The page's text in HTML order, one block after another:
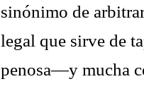
sinónimo de
legal que sirve de
penosa—y mucha